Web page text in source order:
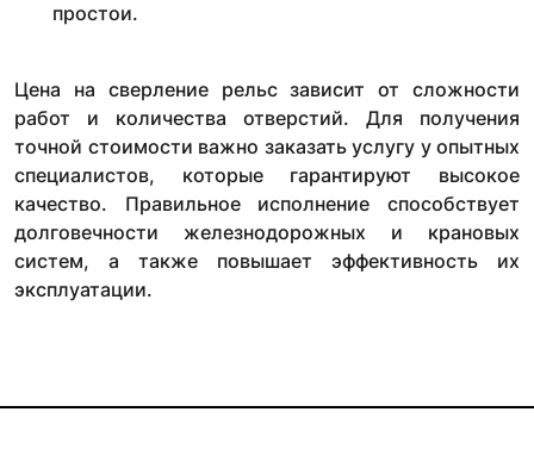
простои.
Цена на сверление рельс зависит от сложности
работ и количества отверстий. Для получения
точной стоимости важно заказать услугу у опытных
специалистов, которые гарантируют высокое
качество. Правильное исполнение способствует
долговечности железнодорожных и крановых
систем, а также повышает эффективность их
эксплуатации.